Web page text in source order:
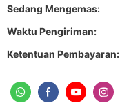
Sedang Mengemas:
Waktu Pengiriman:
Ketentuan Pembayaran: